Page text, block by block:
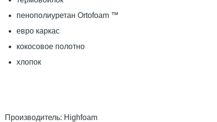
пенополиуретан Ortofoam ™
евро каркас
кокосовое полотно
хлопок
Производитель: Highfoam